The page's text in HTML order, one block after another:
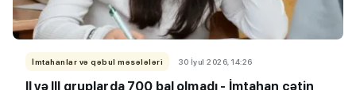
İmtahanlar və qəbul məsələləri 30 İyul 2026, 14:26
II və III qruplarda 700 bal olmadı - İmtahan çətin